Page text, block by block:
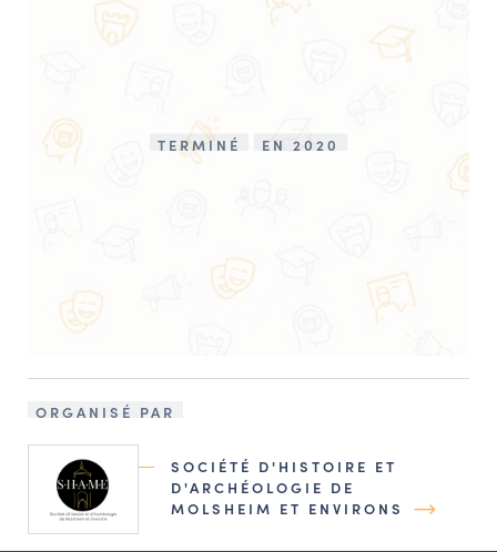
VOUS ÊTES…
Amateurs d’histoire et de patrimoine
Étudiants & chercheurs
TERMINÉ EN 2020
ORGANISÉ PAR
SOCIÉTÉ D'HISTOIRE ET
D'ARCHÉOLOGIE DE
MOLSHEIM ET ENVIRONS